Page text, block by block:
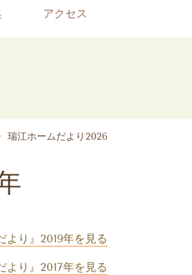
アクセス
瑞江ホームだより2026
より』2019年を見る
より』2017年を見る